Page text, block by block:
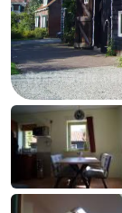
-
De
Grote
Geere
Bed
(&
breakfasts)
Campings
Hotels
Vakantiehuizen